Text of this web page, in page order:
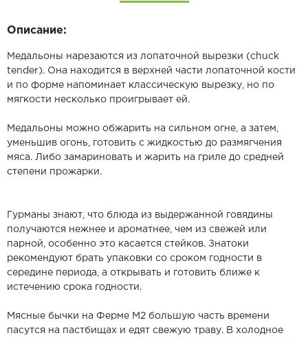
Описание:
Медальоны нарезаются из лопаточной вырезки (chuck
tender). Она находится в верхней части лопаточной кости
и по форме напоминает классическую вырезку, но по
мягкости несколько проигрывает ей.
Медальоны можно обжарить на сильном огне, а затем,
уменьшив огонь, готовить с жидкостью до размягчения
мяса. Либо замариновать и жарить на гриле до средней
степени прожарки.
Гурманы знают, что блюда из выдержанной говядины
получаются нежнее и ароматнее, чем из свежей или
парной, особенно это касается стейков. Знатоки
рекомендуют брать упаковки со сроком годности в
середине периода, а открывать и готовить ближе к
истечению срока годности.
Мясные бычки на Ферме М2 большую часть времени
пасутся на пастбищах и едят свежую траву. В холодное